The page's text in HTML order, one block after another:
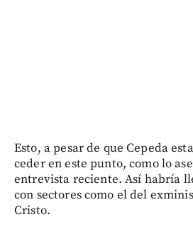
Esto, a pesar de que Cepeda
ceder en este punto, como lo
entrevista reciente. Así habría
con sectores como el del
Cristo.